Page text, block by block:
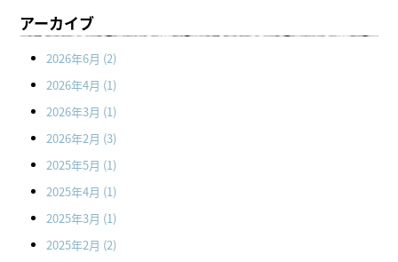
アーカイブ
2026年6月 (2)
2026年4月 (1)
2026年3月 (1)
2026年2月 (3)
2025年5月 (1)
2025年4月 (1)
2025年3月 (1)
2025年2月 (2)